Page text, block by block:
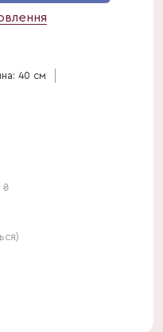
40 см
₴